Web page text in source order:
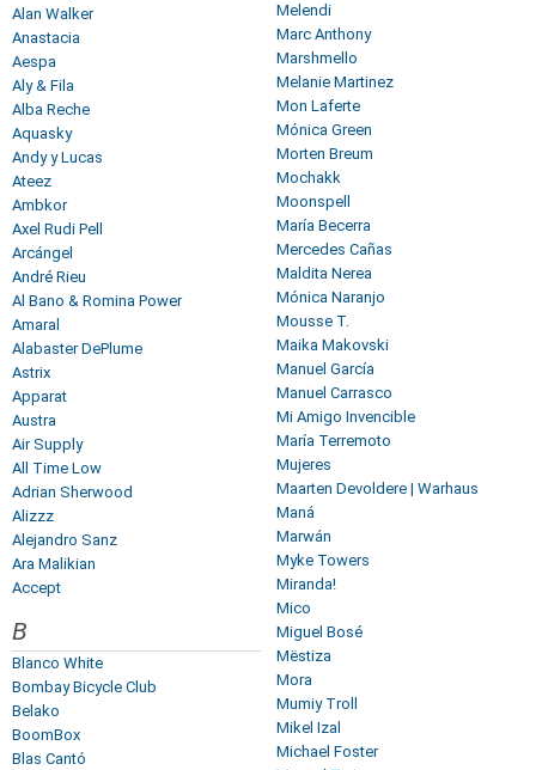
Alan Walker
Anastacia
Aespa
Aly & Fila
Alba Reche
Aquasky
Andy y Lucas
Ateez
Ambkor
Axel Rudi Pell
Arcángel
André Rieu
Al Bano & Romina Power
Amaral
Alabaster DePlume
Astrix
Apparat
Austra
Air Supply
All Time Low
Adrian Sherwood
Alizzz
Alejandro Sanz
Ara Malikian
Accept
B
Blanco White
Bombay Bicycle Club
Belako
BoomBox
Blas Cantó
Melendi
Marc Anthony
Marshmello
Melanie Martinez
Mon Laferte
Mónica Green
Morten Breum
Mochakk
Moonspell
María Becerra
Mercedes Cañas
Maldita Nerea
Mónica Naranjo
Mousse T.
Maika Makovski
Manuel García
Manuel Carrasco
Mi Amigo Invencible
María Terremoto
Mujeres
Maarten Devoldere | Warhaus
Maná
Marwán
Myke Towers
Miranda!
Mico
Miguel Bosé
Mëstiza
Mora
Mumiy Troll
Mikel Izal
Michael Foster